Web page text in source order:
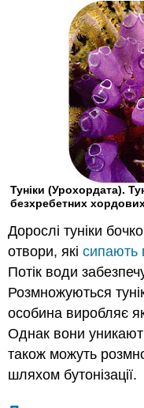
Туніки (Урохордата).
безхребетних
Дорослі туніки
отвори, якісипають
Потік води
Розмножуються
особина виробляє як
Однак вони
також можуть
шляхом бутонізації.